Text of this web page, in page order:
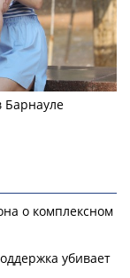
Барнауле
о комплексном
убивает